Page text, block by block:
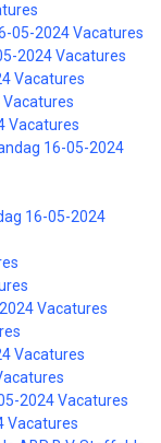
05-2024 Vacatures
2024 Vacatures
Vacatures
Vacatures
16-05-2024
16-05-2024
Vacatures
Vacatures
2024 Vacatures
Vacatures